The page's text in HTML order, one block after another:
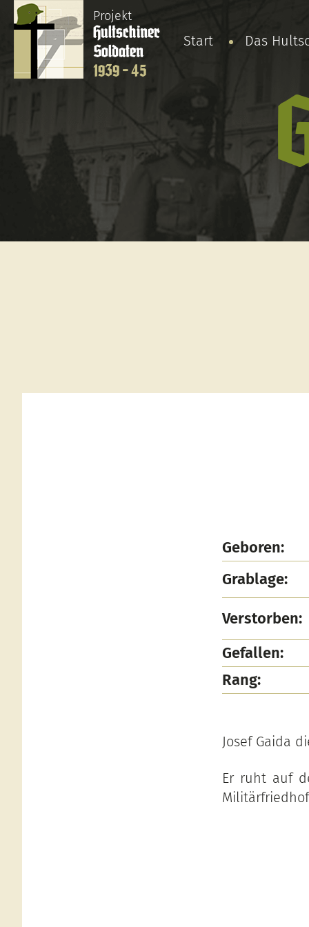
Projekt
Hultschiner
Soldaten
1939 - 45
Start Das
Geboren:
Grablage:
Verstorben:
Gefallen:
Rang:
Josef Gaida
Er ruht auf